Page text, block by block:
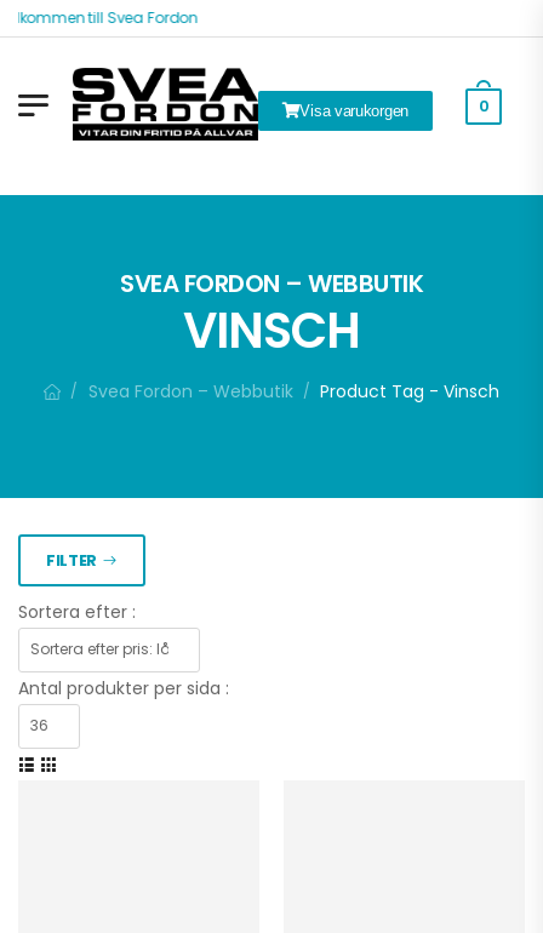
till Svea Fordon
Visa varukorgen 0
SVEA FORDON – WEBBUTIK
VINSCH
/ Svea Fordon – Webbutik / Product Tag - Vinsch
FILTER
Sortera efter :
Antal produkter per sida :